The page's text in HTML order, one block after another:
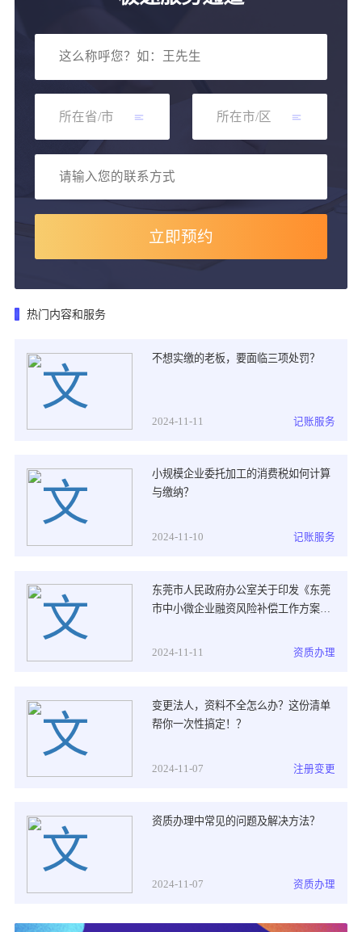
立即预约
热门内容和服务
不想实缴的老板，要面临三项处罚？
2024-11-11 记账服务
小规模企业委托加工的消费税如何计算
与缴纳？
2024-11-10 记账服务
东莞市人民政府办公室关于印发《东莞
市中小微企业融资风险补偿工作方案》
2024-11-11 资质办理
变更法人，资料不全怎么办？这份清单
帮你一次性搞定！？
2024-11-07 注册变更
资质办理中常见的问题及解决方法？
2024-11-07 资质办理